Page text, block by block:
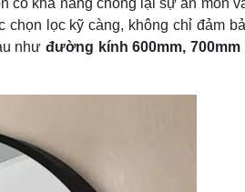
có khả năng chống lại sự ăn mòn
lọc kỹ càng, không chỉ đảm
nhưđường kính 600mm, 700mm